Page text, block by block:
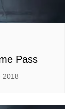
Pass
2018